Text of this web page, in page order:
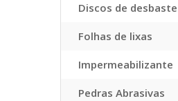
Discos de
Folhas de lixas
Impermeabilizante
Pedras Abrasivas